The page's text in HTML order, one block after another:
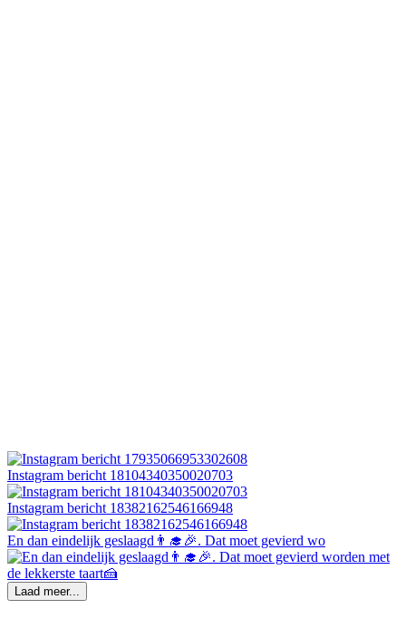
Instagram bericht 18104340350020703
Instagram bericht 18382162546166948
En dan eindelijk geslaagd👨‍🎓🎉. Dat moet gevierd wo
Laad meer...